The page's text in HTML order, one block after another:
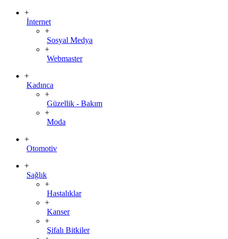
+
İnternet
+
Sosyal Medya
+
Webmaster
+
Kadınca
+
Güzellik - Bakım
+
Moda
+
Otomotiv
+
Sağlık
+
Hastalıklar
+
Kanser
+
Şifalı Bitkiler